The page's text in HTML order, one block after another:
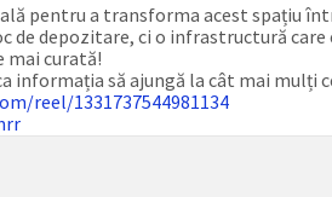
pentru a transforma acest spațiu
de depozitare, ci o infrastructură care
mai curată!
informația să ajungă la cât mai mulți
reel/1331737544981134